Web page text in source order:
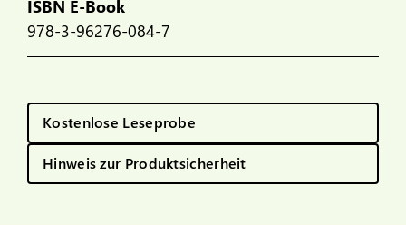
ISBN E-Book
978-3-96276-084-7
Kostenlose Leseprobe
Hinweis zur Produktsicherheit